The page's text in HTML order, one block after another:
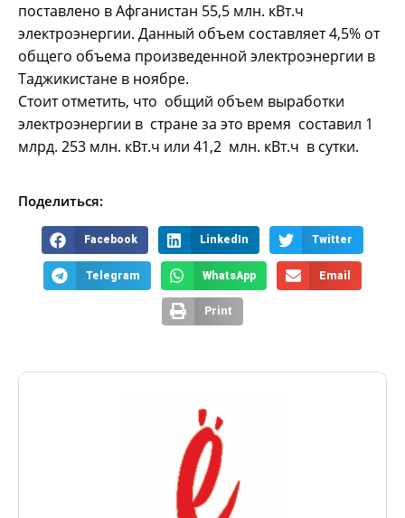
поставлено в Афганистан 55,5 млн. кВт.ч
электроэнергии. Данный объем составляет 4,5% от
общего объема произведенной электроэнергии в
Таджикистане в ноябре.
Стоит отметить, что общий объем выработки
электроэнергии в стране за это время составил 1
млрд. 253 млн. кВт.ч или 41,2 млн. кВт.ч в сутки.
Поделиться:
Facebook LinkedIn Twitter
Telegram WhatsApp Email
Print